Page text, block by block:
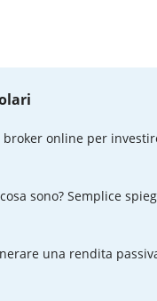
online per
sono? Semplice
una rendita